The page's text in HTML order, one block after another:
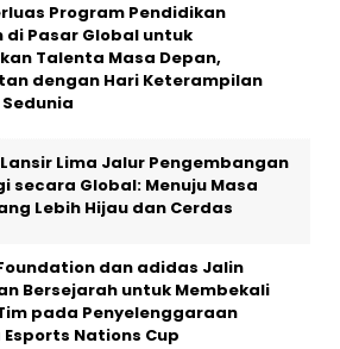
Program Pendidikan
di Pasar Global untuk
Talenta Masa Depan,
dengan Hari Keterampilan
Lima Jalur Pengembangan
secara Global: Menuju Masa
Lebih Hijau dan Cerdas
dan adidas Jalin
Bersejarah untuk Membekali
pada Penyelenggaraan
Nations Cup